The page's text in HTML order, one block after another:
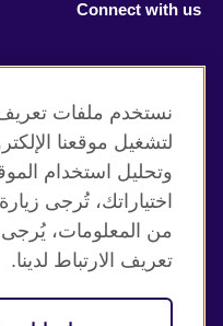
Connect with us
موقع المجلس الثقافي
الخصوصية وشروط الاستخدام
ملفات تعريف الإرتباط
خارطة الموقع
نستخدم ملفات تعريف
لتشغيل موقعنا
وتحليل استخدام
اختياراتك، تُرجى
من المعلومات،
تعريف الارتباط لدينا.